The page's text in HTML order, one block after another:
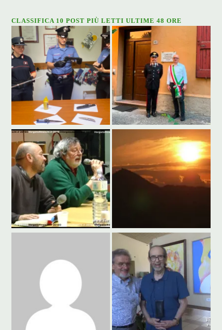
CLASSIFICA 10 POST PIÙ LETTI ULTIME 48 ORE